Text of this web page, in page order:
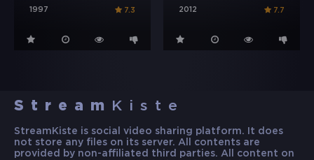
1997 7.3 2012 7.7
Stream Kiste
StreamKiste is social video sharing platform. It does
not store any files on its server. All contents are
provided by non-affiliated third parties. All content on